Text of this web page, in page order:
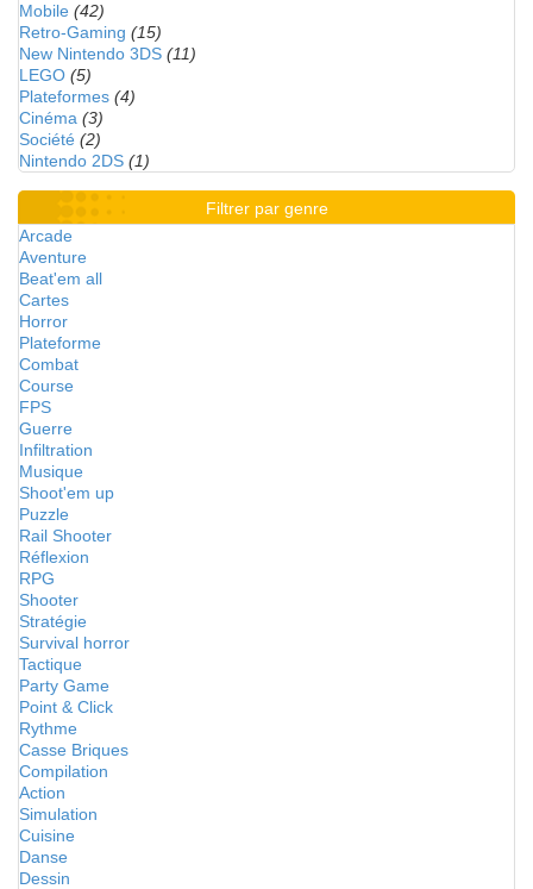
Mobile (42)
Retro-Gaming (15)
New Nintendo 3DS (11)
LEGO (5)
Plateformes (4)
Cinéma (3)
Société (2)
Nintendo 2DS (1)
Filtrer par genre
Arcade
Aventure
Beat'em all
Cartes
Horror
Plateforme
Combat
Course
FPS
Guerre
Infiltration
Musique
Shoot'em up
Puzzle
Rail Shooter
Réflexion
RPG
Shooter
Stratégie
Survival horror
Tactique
Party Game
Point & Click
Rythme
Casse Briques
Compilation
Action
Simulation
Cuisine
Danse
Dessin